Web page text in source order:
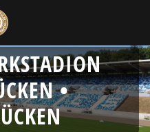
•